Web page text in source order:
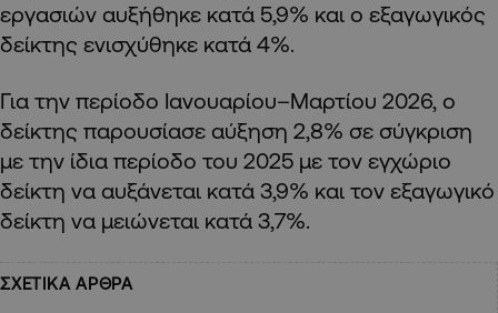
εργασιών αυξήθηκε κατά 5,9% και ο εξαγωγικός
δείκτης ενισχύθηκε κατά 4%.
Για την περίοδο Ιανουαρίου–Μαρτίου 2026, ο
δείκτης παρουσίασε αύξηση 2,8% σε σύγκριση
με την ίδια περίοδο του 2025 με τον εγχώριο
δείκτη να αυξάνεται κατά 3,9% και τον εξαγωγικό
δείκτη να μειώνεται κατά 3,7%.
ΣΧΕΤΙΚΑ ΑΡΘΡΑ